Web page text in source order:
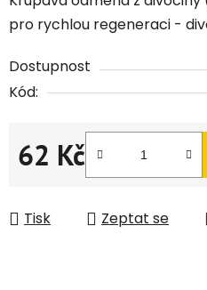
pro rychlou regeneraci -
Dostupnost
Kód:
62 Kč
Měrná cena:
Tisk Zeptat se